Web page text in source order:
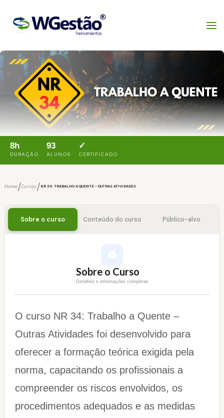
8h
DURAÇÃO
93
ALUNOS
✓
CERTIFICADO
Home/Cursos/ NR 34: TRABALHO A QUENTE - OUTRAS ATIVIDADES
Sobre o curso Conteúdo do curso Público-alvo
Sobre o Curso
Detalhes e informações completas
O curso NR 34: Trabalho a Quente –
Outras Atividades foi desenvolvido para
oferecer a formação teórica exigida pela
norma, capacitando os profissionais a
compreender os riscos envolvidos, os
procedimentos adequados e as medidas